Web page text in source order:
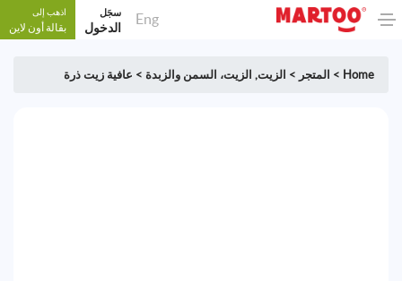
Eng سجَل
الدخول
اذهب إلى
بقالة أون لاين
Home
> المتجر > الزيت, الزيت، السمن والزبدة > عافية زيت ذرة